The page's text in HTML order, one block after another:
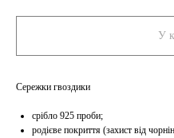
У
Сережки гвоздики
срібло 925 проби;
родієве покриття (захист від